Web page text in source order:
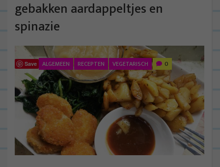
gebakken aardappeltjes en
spinazie
Save ALGEMEEN RECEPTEN VEGETARISCH 0